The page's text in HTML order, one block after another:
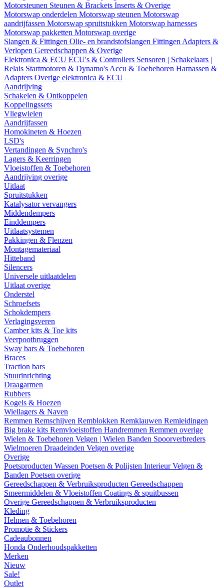
Motorsteunen Steunen & Brackets Inserts & Overige
Motorswap onderdelen Motorswap steunen Motorswap
aandrijfassen Motorswap spruitstukken Motorswap harnesses
Motorswap pakketten Motorswap overige
Slangen & Fittingen Olie- en brandstofslangen Fittingen Adapters &
Verlopen Gereedschappen & Overige
Elektronica & ECU ECU's & Controllers Sensoren | Schakelaars |
Relais Startmotoren & Dynamo's Accu & Toebehoren Harnassen &
Adapters Overige elektronica & ECU
Aandrijving
Schakelen & Ontkoppelen
Koppelingssets
Vliegwielen
Aandrijfassen
Homokineten & Hoezen
LSD's
Vertandingen & Synchro's
Lagers & Keerringen
Vloeistoffen & Toebehoren
Aandrijving overige
Uitlaat
Spruitstukken
Katalysator vervangers
Middendempers
Einddempers
Uitlaatsystemen
Pakkingen & Flenzen
Montagemateriaal
Hitteband
Silencers
Universele uitlaatdelen
Uitlaat overige
Onderstel
Schroefsets
Schokdempers
Verlagingsveren
Camber kits & Toe kits
Veerpootbruggen
Sway bars & Toebehoren
Braces
Traction bars
Stuurinrichting
Draagarmen
Rubbers
Kogels & Hoezen
Wiellagers & Naven
Remmen Remschijven Remblokken Remklauwen Remleidingen
Big brake kits Remvloeistoffen Handremmen Remmen overige
Wielen & Toebehoren Velgen | Wielen Banden Spoorverbreders
Wielmoeren Draadeinden Velgen overige
Overige
Poetsproducten Wassen Poetsen & Polijsten InterieurVelgen &
Banden Poetsen overige
Gereedschappen & Verbruiksproducten Gereedschappen
Smeermiddelen & Vloeistoffen Coatings & spuitbussen
Overige Gereedschappen & Verbruiksproducten
Kleding
Helmen & Toebehoren
Promotie & Stickers
Cadeaubonnen
Honda Onderhoudspakketten
Merken
Nieuw
Sale!
Outlet